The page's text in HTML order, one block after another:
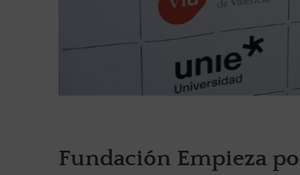
Fundación Empieza